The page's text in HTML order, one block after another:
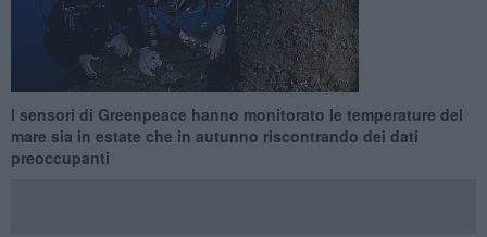
I sensori di Greenpeace hanno monitorato le temperature del
mare sia in estate che in autunno riscontrando dei dati
preoccupanti